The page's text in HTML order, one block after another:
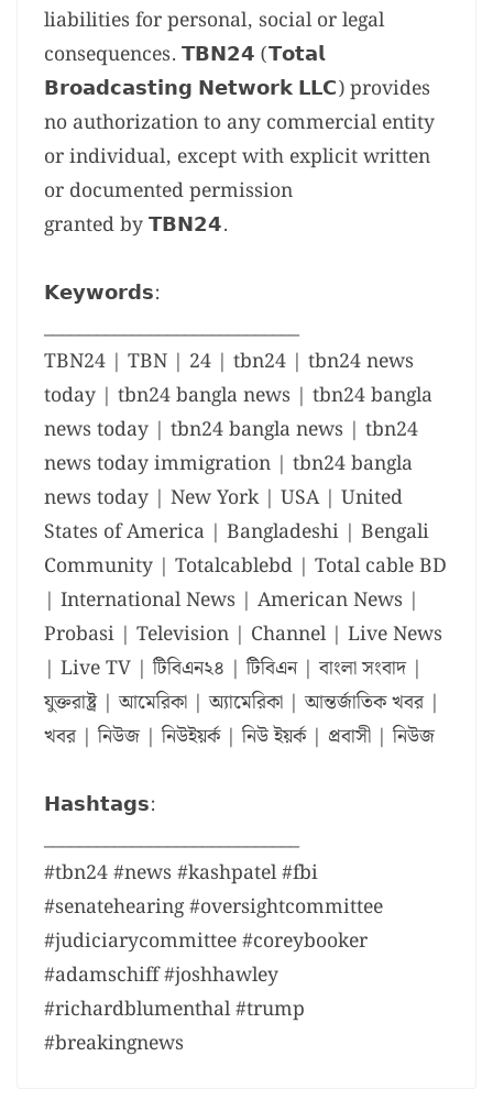
liabilities for personal, social or legal
consequences. 𝗧𝗕𝗡𝟮𝟰 (𝗧𝗼𝘁𝗮𝗹
𝗕𝗿𝗼𝗮𝗱𝗰𝗮𝘀𝘁𝗶𝗻𝗴 𝗡𝗲𝘁𝘄𝗼𝗿𝗸 𝗟𝗟𝗖) provides
no authorization to any commercial entity
or individual, except with explicit written
or documented permission
granted by 𝗧𝗕𝗡𝟮𝟰.
𝗞𝗲𝘆𝘄𝗼𝗿𝗱𝘀:
_____________________________
TBN24 | TBN | 24 | tbn24 | tbn24 news
today | tbn24 bangla news | tbn24 bangla
news today | tbn24 bangla news | tbn24
news today immigration | tbn24 bangla
news today | New York | USA | United
States of America | Bangladeshi | Bengali
Community | Totalcablebd | Total cable BD
| International News | American News |
Probasi | Television | Channel | Live News
| Live TV | টিবিএন২৪ | টিবিএন | বাংলা সংবাদ |
যুক্তরাষ্ট্র | আমেরিকা | অ্যামেরিকা | আন্তর্জাতিক খবর |
খবর | নিউজ | নিউইয়র্ক | নিউ ইয়র্ক | প্রবাসী | নিউজ
𝗛𝗮𝘀𝗵𝘁𝗮𝗴𝘀:
_____________________________
#tbn24 #news #kashpatel #fbi
#senatehearing #oversightcommittee
#judiciarycommittee #coreybooker
#adamschiff #joshhawley
#richardblumenthal #trump
#breakingnews